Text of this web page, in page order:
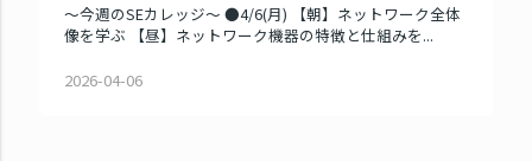
～今週のSEカレッジ～ ●4/6(月) 【朝】ネットワーク全体
像を学ぶ 【昼】ネットワーク機器の特徴と仕組みを...
2026-04-06